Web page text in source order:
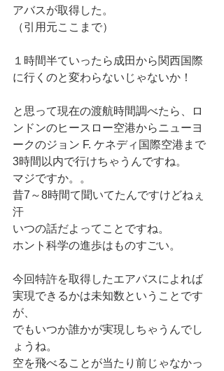
アバスが取得した。
（引用元ここまで）
１時間半ていったら成田から関西国際
に行くのと変わらないじゃないか！
と思って現在の渡航時間調べたら、ロ
ンドンのヒースロー空港からニューヨ
ークのジョン F. ケネディ国際空港まで
3時間以内で行けちゃうんですね。
マジですか。。
昔7～8時間て聞いてたんですけどねぇ
汗
いつの話だよってことですね。
ホント科学の進歩はものすごい。
今回特許を取得したエアバスによれば
実現できるかは未知数ということです
が、
でもいつか誰かが実現しちゃうんでし
ょうね。
空を飛べることが当たり前じゃなかっ